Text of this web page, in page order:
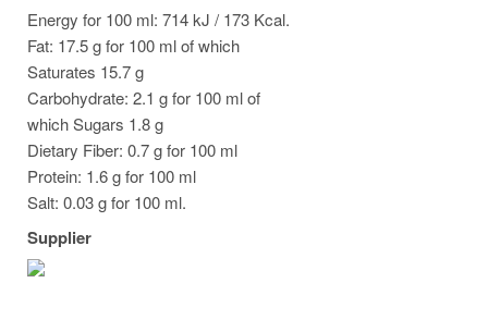
Energy for 100 ml: 714 kJ / 173 Kcal.
Fat: 17.5 g for 100 ml of which
Saturates 15.7 g
Carbohydrate: 2.1 g for 100 ml of
which Sugars 1.8 g
Dietary Fiber: 0.7 g for 100 ml
Protein: 1.6 g for 100 ml
Salt: 0.03 g for 100 ml.
Supplier